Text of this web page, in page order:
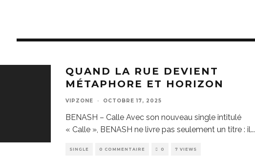
QUAND LA RUE DEVIENT
MÉTAPHORE ET HORIZON
VIPZONE · OCTOBRE 17, 2025
BENASH – Calle Avec son nouveau single intitulé
« Calle », BENASH ne livre pas seulement un titre : il...
SINGLE 0 COMMENTAIRE 0 7 VIEWS